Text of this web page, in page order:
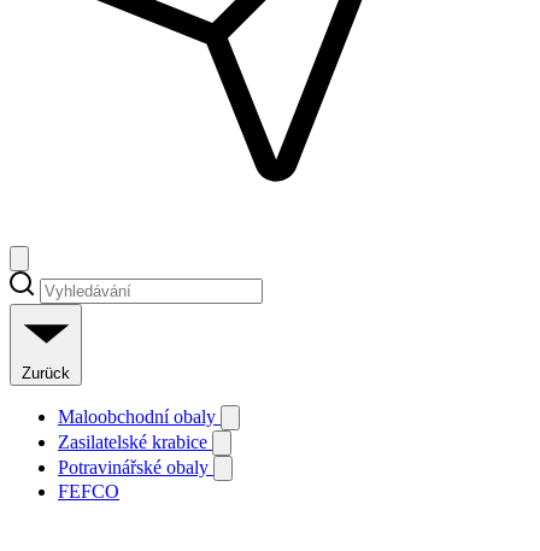
Zurück
Maloobchodní obaly
Zasilatelské krabice
Potravinářské obaly
FEFCO